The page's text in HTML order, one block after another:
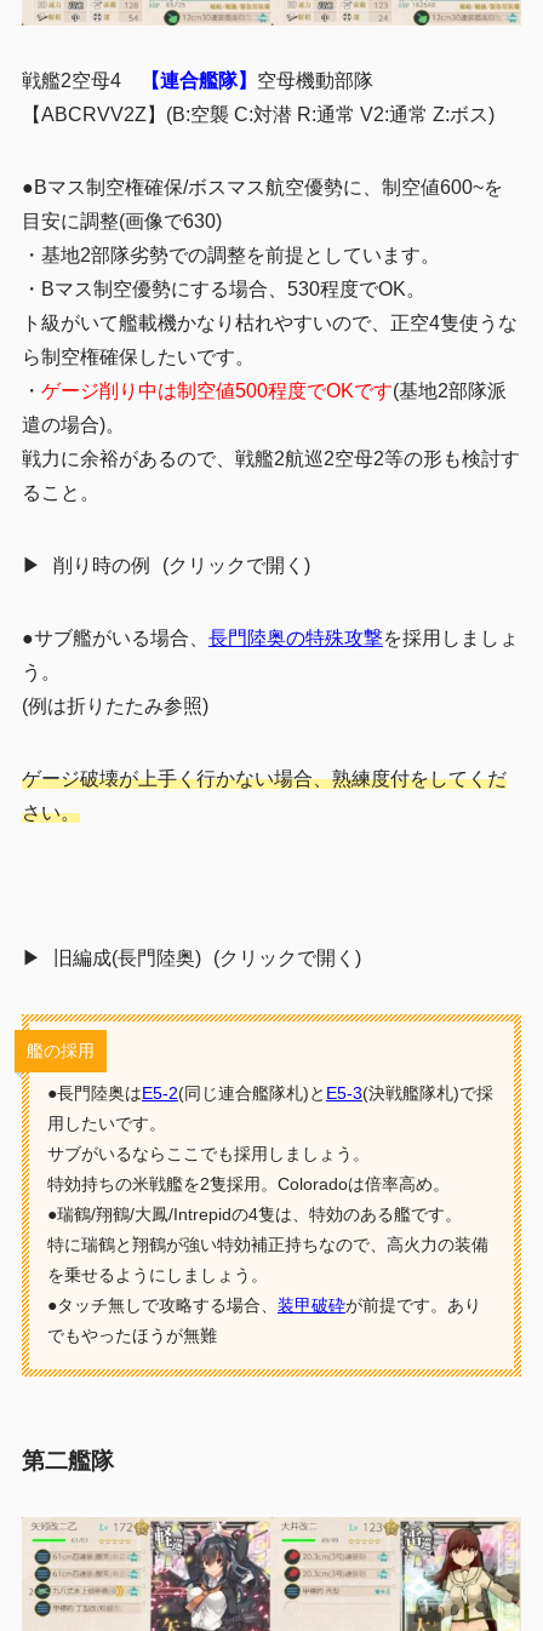
戦艦2空母4 【連合艦隊】 空母機動部隊
【ABCRVV2Z】(B:空襲 C:対潜 R:通常 V2:通常 Z:ボス)
●Bマス制空権確保/ボスマス航空優勢に、制空値600~を
目安に調整(画像で630)
・基地2部隊劣勢での調整を前提としています。
・Bマス制空優勢にする場合、530程度でOK。
ト級がいて艦載機かなり枯れやすいので、正空4隻使うな
ら制空権確保したいです。
・ ゲージ削り中は制空値500程度でOKです(基地2部隊派
遣の場合)。
戦力に余裕があるので、戦艦2航巡2空母2等の形も検討す
ること。
削り時の例
●サブ艦がいる場合、 長門陸奥の特殊攻撃を採用しましょ
う。
(例は折りたたみ参照)
ゲージ破壊が上手く行かない場合、熟練度付をしてくだ
さい。
旧編成(長門陸奥)
艦の採用
●長門陸奥はE5-2(同じ連合艦隊札)と E5-3(決戦艦隊札)で採
用したいです。
サブがいるならここでも採用しましょう。
特効持ちの米戦艦を2隻採用。Coloradoは倍率高め。
●瑞鶴/翔鶴/大鳳/Intrepidの4隻は、特効のある艦です。
特に瑞鶴と翔鶴が強い特効補正持ちなので、高火力の装備
を乗せるようにしましょう。
●タッチ無しで攻略する場合、 装甲破砕が前提です。あり
でもやったほうが無難
第二艦隊